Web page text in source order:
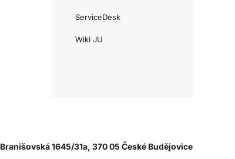
ServiceDesk
Wiki JU
Branišovská 1645/31a, 370 05 České Budějovice